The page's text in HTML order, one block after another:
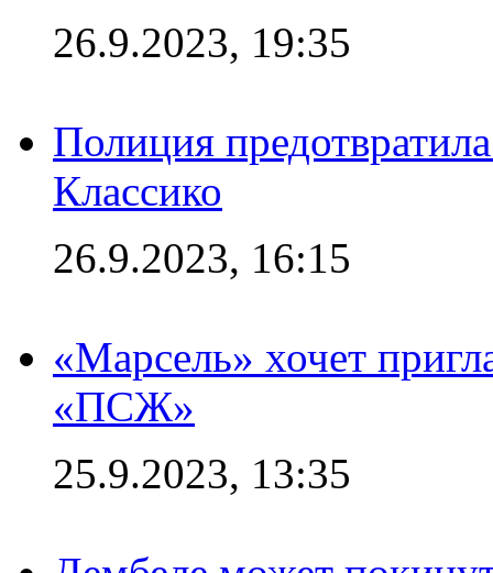
26.9.2023, 19:35
Полиция
Классико
26.9.2023, 16:15
«Марсель» хочет
«ПСЖ»
25.9.2023, 13:35